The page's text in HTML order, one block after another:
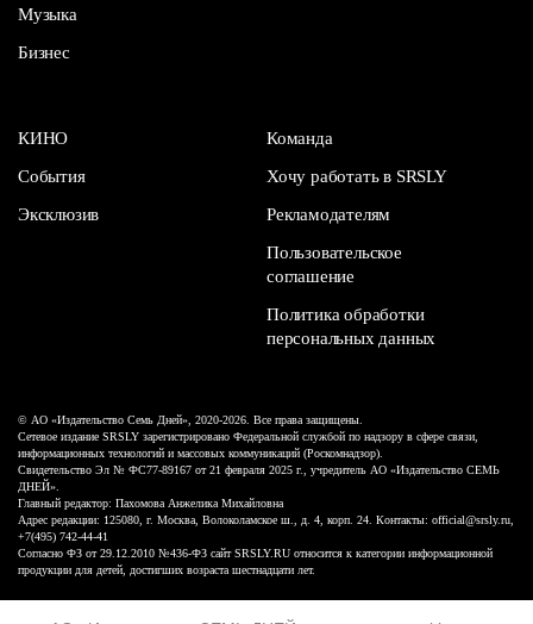
Музыка
Бизнес
КИНО
События
Эксклюзив
Команда
Хочу работать в SRSLY
Рекламодателям
Пользовательское
соглашение
Политика обработки
персональных данных
© АО «Издательство Семь Дней», 2020-2026. Все права защищены.
Сетевое издание SRSLY зарегистрировано Федеральной службой по надзору в сфере связи,
информационных технологий и массовых коммуникаций (Роскомнадзор).
Свидетельство Эл № ФС77-89167 от 21 февраля 2025 г., учредитель АО «Издательство СЕМЬ
ДНЕЙ».
Главный редактор: Пахомова Анжелика Михайловна
Адрес редакции: 125080, г. Москва, Волоколамское ш., д. 4, корп. 24. Контакты: official@srsly.ru,
+7(495) 742-44-41
Согласно ФЗ от 29.12.2010 №436-ФЗ сайт SRSLY.RU относится к категории информационной
продукции для детей, достигших возраста шестнадцати лет.